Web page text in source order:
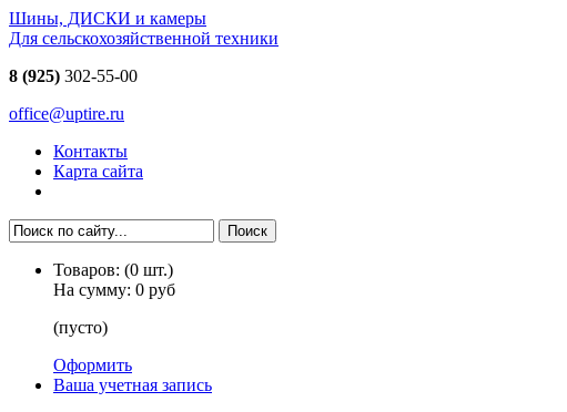
Шины, ДИСКИ и камеры
Для сельскохозяйственной техники
8 (925) 302-55-00
office@uptire.ru
Контакты
Карта сайта
Товаров: (0 шт.)
На сумму: 0 руб
(пусто)
Оформить
Ваша учетная запись